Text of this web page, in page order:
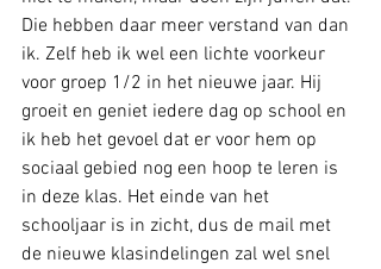
Die hebben daar meer verstand van dan
ik. Zelf heb ik wel een lichte voorkeur
voor groep 1/2 in het nieuwe jaar. Hij
groeit en geniet iedere dag op school en
ik heb het gevoel dat er voor hem op
sociaal gebied nog een hoop te leren is
in deze klas. Het einde van het
schooljaar is in zicht, dus de mail met
de nieuwe klasindelingen zal wel snel